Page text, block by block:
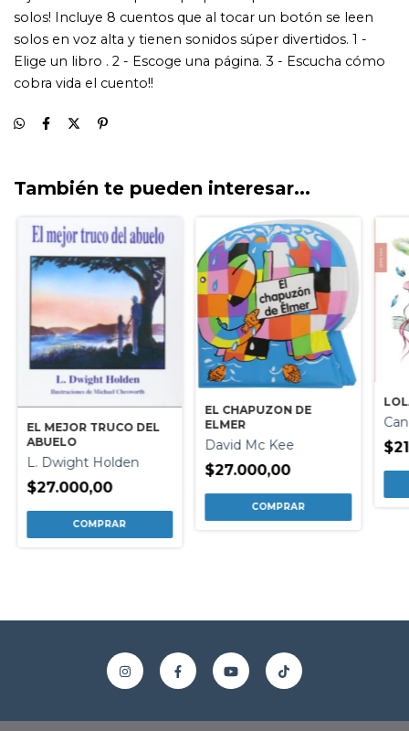
También te pueden interesar...
EL MEJOR TRUCO DEL
ABUELO
L. Dwight Holden
$27.000,00
EL CHAPUZON DE
ELMER
David Mc Kee
$27.000,00